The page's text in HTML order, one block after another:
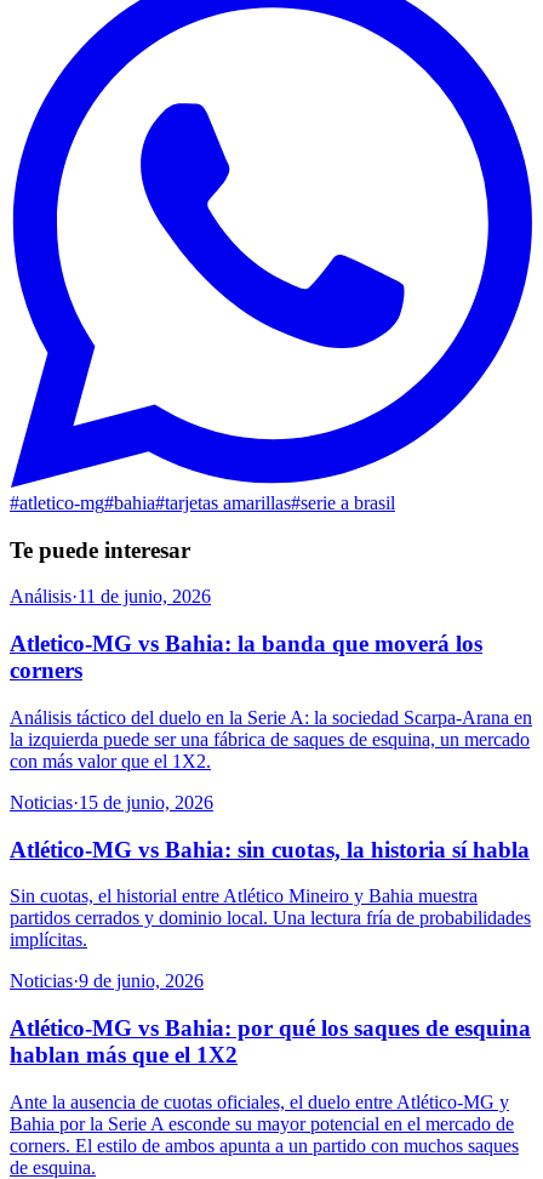
#atletico-mg#bahia#tarjetas amarillas#serie a brasil
Te puede interesar
Análisis·11 de junio, 2026
Atletico-MG vs Bahia: la banda que moverá los
corners
Análisis táctico del duelo en la Serie A: la sociedad Scarpa-Arana en
la izquierda puede ser una fábrica de saques de esquina, un mercado
con más valor que el 1X2.
Noticias·15 de junio, 2026
Atlético-MG vs Bahia: sin cuotas, la historia sí habla
Sin cuotas, el historial entre Atlético Mineiro y Bahia muestra
partidos cerrados y dominio local. Una lectura fría de probabilidades
implícitas.
Noticias·9 de junio, 2026
Atlético-MG vs Bahia: por qué los saques de esquina
hablan más que el 1X2
Ante la ausencia de cuotas oficiales, el duelo entre Atlético-MG y
Bahia por la Serie A esconde su mayor potencial en el mercado de
corners. El estilo de ambos apunta a un partido con muchos saques
de esquina.